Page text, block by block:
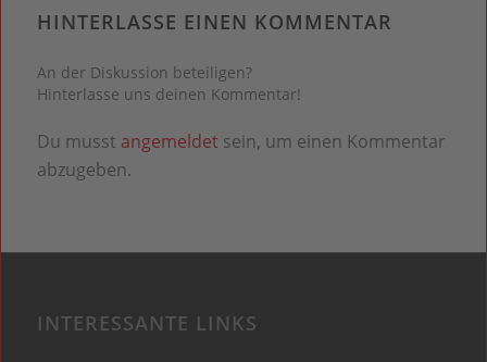
HINTERLASSE EINEN KOMMENTAR
An der Diskussion beteiligen?
Hinterlasse uns deinen Kommentar!
Du musst angemeldet sein, um einen Kommentar
abzugeben.
INTERESSANTE LINKS